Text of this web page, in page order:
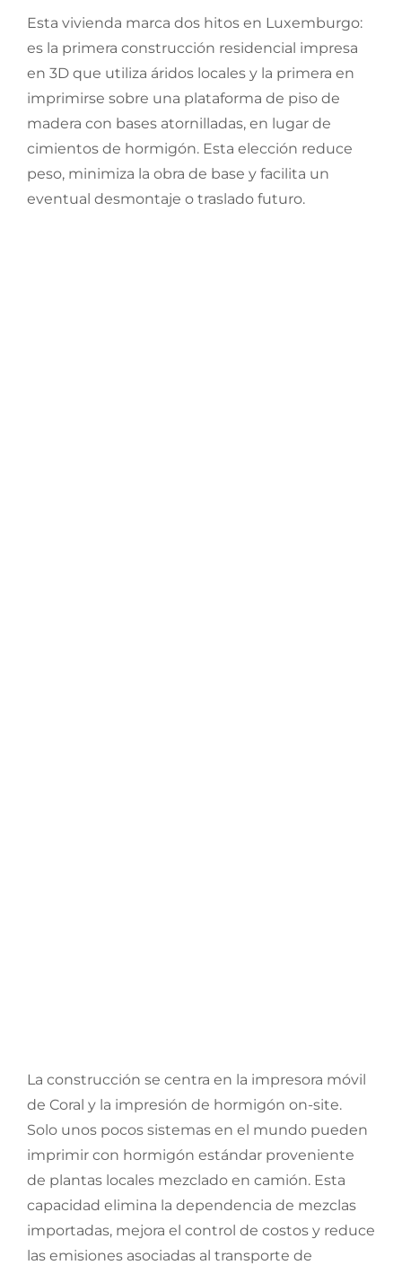
Esta vivienda marca dos hitos en Luxemburgo:
es la primera construcción residencial impresa
en 3D que utiliza áridos locales y la primera en
imprimirse sobre una plataforma de piso de
madera con bases atornilladas, en lugar de
cimientos de hormigón. Esta elección reduce
peso, minimiza la obra de base y facilita un
eventual desmontaje o traslado futuro.
La construcción se centra en la impresora móvil
de Coral y la impresión de hormigón on-site.
Solo unos pocos sistemas en el mundo pueden
imprimir con hormigón estándar proveniente
de plantas locales mezclado en camión. Esta
capacidad elimina la dependencia de mezclas
importadas, mejora el control de costos y reduce
las emisiones asociadas al transporte de